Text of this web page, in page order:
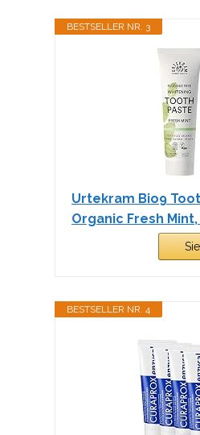
BESTSELLER NR. 3
Urtekram Bio9
Organic Fresh Mint,
BESTSELLER NR. 4